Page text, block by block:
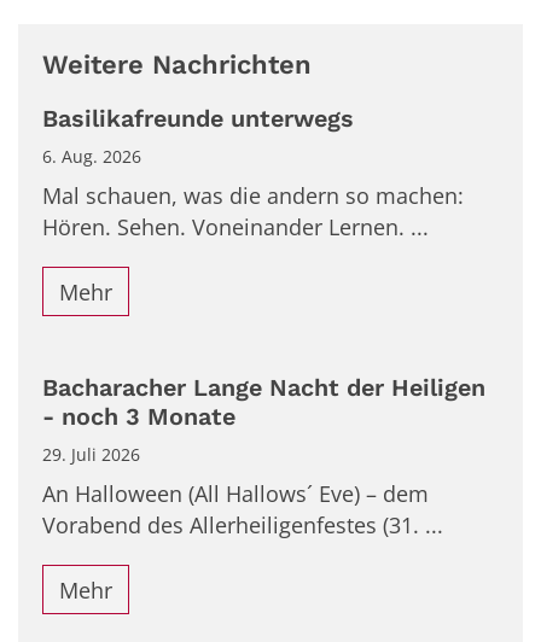
Weitere Nachrichten
Basilikafreunde unterwegs
6. Aug. 2026
Mal schauen, was die andern so machen:
Hören. Sehen. Voneinander Lernen. ...
Mehr
Bacharacher Lange Nacht der Heiligen
- noch 3 Monate
29. Juli 2026
An Halloween (All Hallows´ Eve) – dem
Vorabend des Allerheiligenfestes (31. ...
Mehr